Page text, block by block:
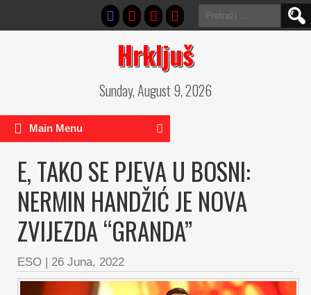
Pretraga:
Hrkljuš
Sunday, August 9, 2026
Main Menu
E, TAKO SE PJEVA U BOSNI:
NERMIN HANDŽIĆ JE NOVA
ZVIJEZDA “GRANDA”
ESO | 26 Juna, 2022